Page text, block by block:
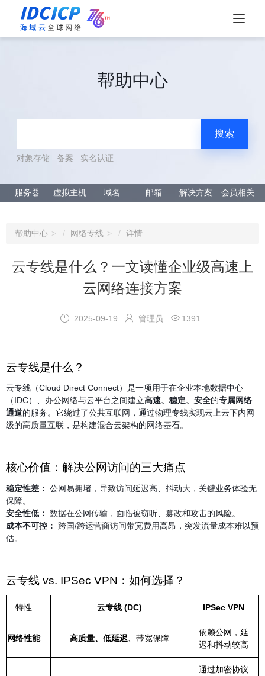
帮助中心
搜索
对象存储 备案 实名认证
服务器 虚拟主机 域名 邮箱 解决方案 会员相关
帮助中心 网络专线 详情
云专线是什么？一文读懂企业级高速上
云网络连接方案
 2025-09-19  管理员  1391
云专线是什么？
云专线（Cloud Direct Connect）是一项用于在企业本地数据中心
（IDC）、办公网络与云平台之间建立高速、稳定、安全的专属网络
通道的服务。它绕过了公共互联网，通过物理专线实现云上云下内网
级的高质量互联，是构建混合云架构的网络基石。
核心价值：解决公网访问的三大痛点
稳定性差： 公网易拥堵，导致访问延迟高、抖动大，关键业务体验无
保障。
安全性低： 数据在公网传输，面临被窃听、篡改和攻击的风险。
成本不可控： 跨国/跨运营商访问带宽费用高昂，突发流量成本难以预
估。
云专线 vs. IPSec VPN：如何选择？
特性 云专线 (DC) IPSec VPN
网络性能 高质量、低延迟 、带宽保障
依赖公网，延
迟和抖动较高
通过加密协议